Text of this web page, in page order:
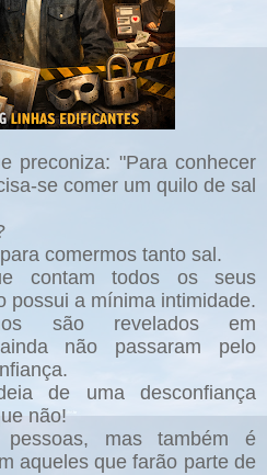
preconiza: "Para conhecer
se comer um quilo de sal
comermos tanto sal.
contam todos os seus
possui a mínima intimidade.
são revelados em
não passaram pelo
de uma desconfiança
não!
mas também é
aqueles que farão parte de